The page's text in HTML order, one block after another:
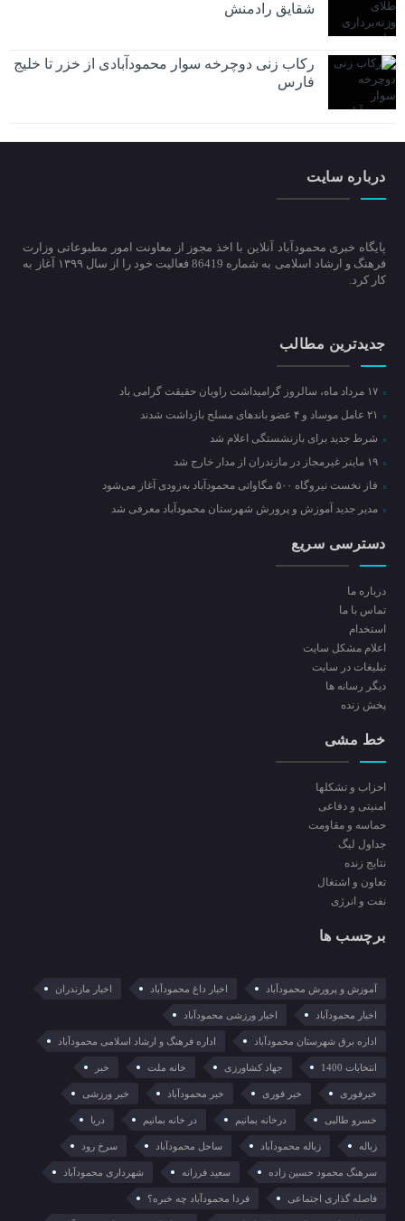
شقایق رادمنش
رکاب زنی دوچرخه سوار محمودآبادی از خزر تا خلیج
فارس
درباره سایت
پایگاه خبری محمودآباد آنلاین با اخذ مجوز از معاونت امور مطبوعاتی وزارت
فرهنگ و ارشاد اسلامی به شماره 86419 فعالیت خود را از سال ۱۳۹۹ آغاز به
کار کرد.
جدیدترین مطالب
۱۷ مرداد ماه، سالروز گرامیداشت راویان حقیقت گرامی باد
شرط جدید برای بازنشستگی اعلام شد
۱۹ ماینر غیرمجاز در مازندران از مدار خارج شد
فاز نخست نیروگاه ۵۰۰ مگاواتی محمودآباد به‌زودی آغاز می‌شود
مدیر جدید آموزش و پرورش شهرستان محمودآباد معرفی شد
دسترسی سریع
درباره ما
تماس با ما
استخدام
اعلام مشکل سایت
تبلیغات در سایت
ديگر رسانه ها
پخش زنده
خط مشی
احزاب و تشکلها
امنیتی و دفاعی
حماسه و مقاومت
جداول لیگ
نتایج زنده
تعاون و اشتغال
نفت و انرژی
برچسب ها
آموزش و پرورش محمودآباد اخبار داغ محمودآباد اخبار مازندران
اخبار محمودآباد اخبار ورزشی محمودآباد
اداره برق شهرستان محمودآباد اداره فرهنگ و ارشاد اسلامی محمودآباد
انتخابات 1400 جهاد کشاورزی خانه ملت خبر
خبرفوری خبر فوری خبر محمودآباد خبر ورزشی
خسرو طالبی درخانه بمانیم در خانه بمانیم دریا
زباله زباله محمودآباد ساحل محمودآباد سرخ رود
سرهنگ محمود حسین زاده سعید فرزانه شهرداری محمودآباد
فاصله گذاری اجتماعی فردا محمودآباد چه خبره؟